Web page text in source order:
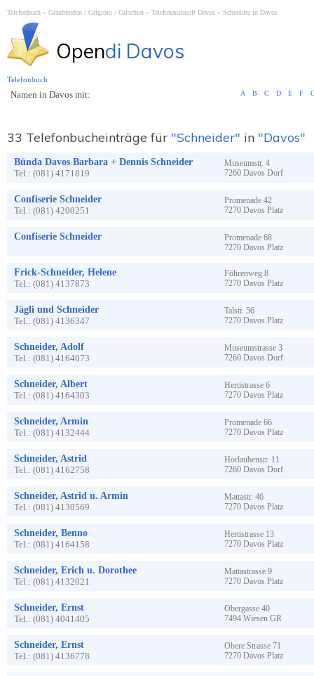
Telefonbuch Graubünden / Grigioni / Grischun Telefonauskunft Davos Schneider in Davos
Opendi Davos
Namen in Davos mit: A B C D E F
33 Telefonbucheinträge für "Schneider" in "Davos"
Bünda Davos Barbara + Dennis Schneider
Tel.: (081) 4171819
Museumstr. 4
7260 Davos Dorf
Confiserie Schneider
Tel.: (081) 4200251
Promenade 42
7270 Davos Platz
Confiserie Schneider Promenade 68
7270 Davos Platz
Frick-Schneider, Helene
Tel.: (081) 4137873
Föhrenweg 8
7270 Davos Platz
Jägli und Schneider
Tel.: (081) 4136347
Talstr. 56
7270 Davos Platz
Schneider, Adolf
Tel.: (081) 4164073
Museumstrasse 3
7260 Davos Dorf
Schneider, Albert
Tel.: (081) 4164303
Hertistrasse 6
7270 Davos Platz
Schneider, Armin
Tel.: (081) 4132444
Promenade 66
7270 Davos Platz
Schneider, Astrid
Tel.: (081) 4162758
Horlaubenstr. 11
7260 Davos Dorf
Schneider, Astrid u. Armin
Tel.: (081) 4130569
Mattastr. 46
7270 Davos Platz
Schneider, Benno
Tel.: (081) 4164158
Hertistrasse 13
7270 Davos Platz
Schneider, Erich u. Dorothee
Tel.: (081) 4132021
Mattastrasse 9
7270 Davos Platz
Schneider, Ernst
Tel.: (081) 4041405
Obergasse 40
7494 Wiesen GR
Schneider, Ernst
Tel.: (081) 4136778
Obere Strasse 71
7270 Davos Platz
Telefonbuch